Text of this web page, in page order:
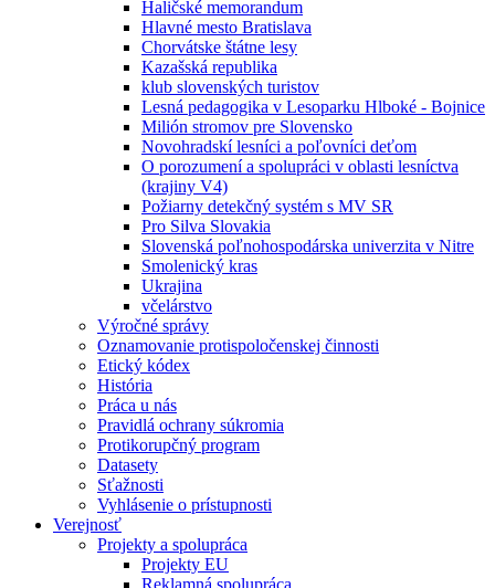
Haličské memorandum
Hlavné mesto Bratislava
Chorvátske štátne lesy
Kazašská republika
klub slovenských turistov
Lesná pedagogika v Lesoparku Hlboké - Bojnice
Milión stromov pre Slovensko
Novohradskí lesníci a poľovníci deťom
O porozumení a spolupráci v oblasti lesníctva
(krajiny V4)
Požiarny detekčný systém s MV SR
Pro Silva Slovakia
Slovenská poľnohospodárska univerzita v Nitre
Smolenický kras
Ukrajina
včelárstvo
Výročné správy
Oznamovanie protispoločenskej činnosti
Etický kódex
História
Práca u nás
Pravidlá ochrany súkromia
Protikorupčný program
Datasety
Sťažnosti
Vyhlásenie o prístupnosti
Verejnosť
Projekty a spolupráca
Projekty EU
Reklamná spolupráca